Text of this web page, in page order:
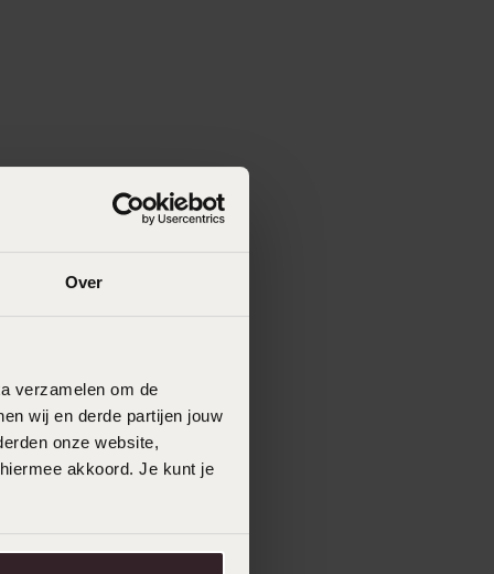
Over
verzamelen om de
wij en derde partijen jouw
onze website,
akkoord. Je kunt je